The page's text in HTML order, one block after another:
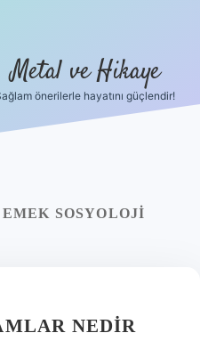
Metal ve Hikaye
önerilerle hayatını güçlendir!
SOSYOLOJI
NEDIR